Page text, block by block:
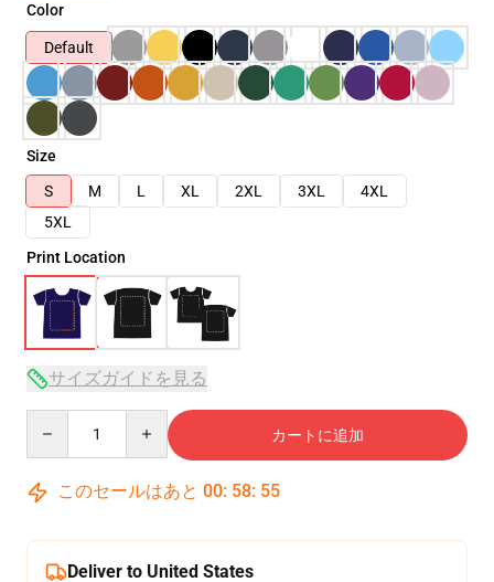
Color
Default
Size
S
M L XL 2XL 3XL
4XL
5XL
Print Location
サイズガイドを見る
カートに追加
このセールはあと 00: 58: 54
Deliver to United States